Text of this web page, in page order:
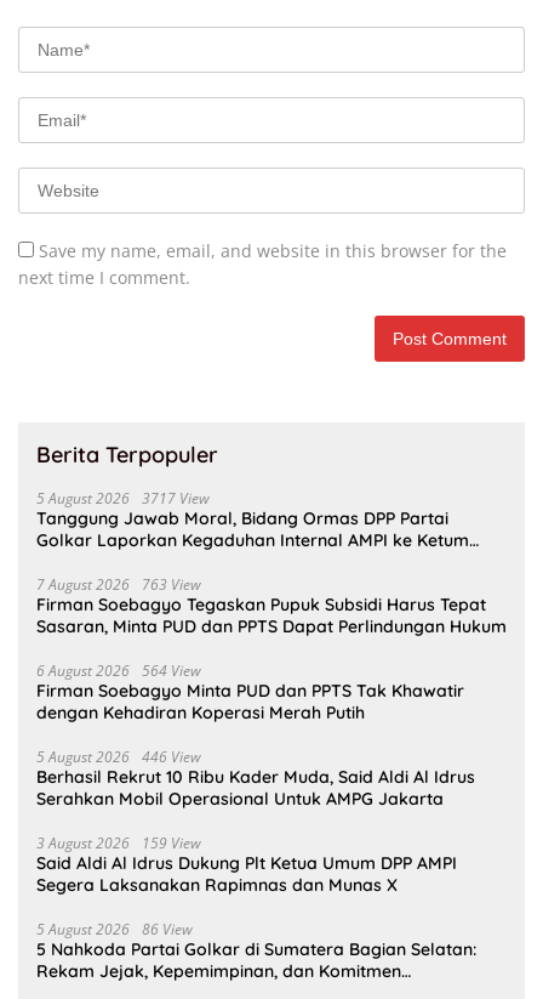
Save my name, email, and website in this browser for the
next time I comment.
Berita Terpopuler
5 August 2026 3717 View
Tanggung Jawab Moral, Bidang Ormas DPP Partai
Golkar Laporkan Kegaduhan Internal AMPI ke Ketum
7 August 2026 763 View
Firman Soebagyo Tegaskan Pupuk Subsidi Harus Tepat
Sasaran, Minta PUD dan PPTS Dapat Perlindungan Hukum
6 August 2026 564 View
Firman Soebagyo Minta PUD dan PPTS Tak Khawatir
dengan Kehadiran Koperasi Merah Putih
5 August 2026 446 View
Berhasil Rekrut 10 Ribu Kader Muda, Said Aldi Al Idrus
Serahkan Mobil Operasional Untuk AMPG Jakarta
3 August 2026 159 View
Said Aldi Al Idrus Dukung Plt Ketua Umum DPP AMPI
Segera Laksanakan Rapimnas dan Munas X
5 August 2026 86 View
5 Nahkoda Partai Golkar di Sumatera Bagian Selatan:
Rekam Jejak, Kepemimpinan, dan Komitmen